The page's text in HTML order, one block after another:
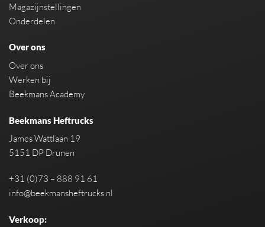
Magazijnstellingen
Onderdelen
Over ons
Over ons
Werken bij
Beekmans Academy
Beekmans Heftrucks
James Wattlaan 19
5151 DP Drunen
+31 (0)73 – 888 91 61
info@beekmansheftrucks.nl
Verkoop: